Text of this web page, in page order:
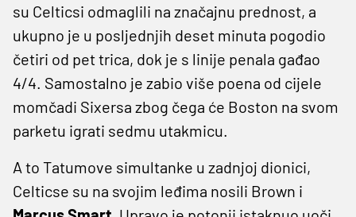
su Celticsi odmaglili na značajnu prednost, a
ukupno je u posljednjih deset minuta pogodio
četiri od pet trica, dok je s linije penala gađao
4/4. Samostalno je zabio više poena od cijele
momčadi Sixersa zbog čega će Boston na svom
parketu igrati sedmu utakmicu.
A to Tatumove simultanke u zadnjoj dionici,
Celticse su na svojim leđima nosili Brown i